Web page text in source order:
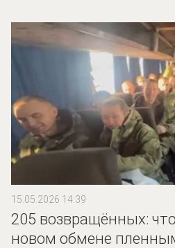
15.05.2026 14:39
205 возвращённых:
новом обмене